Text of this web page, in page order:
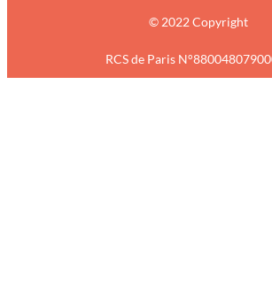
© 2022 Copyright
RCS de Paris